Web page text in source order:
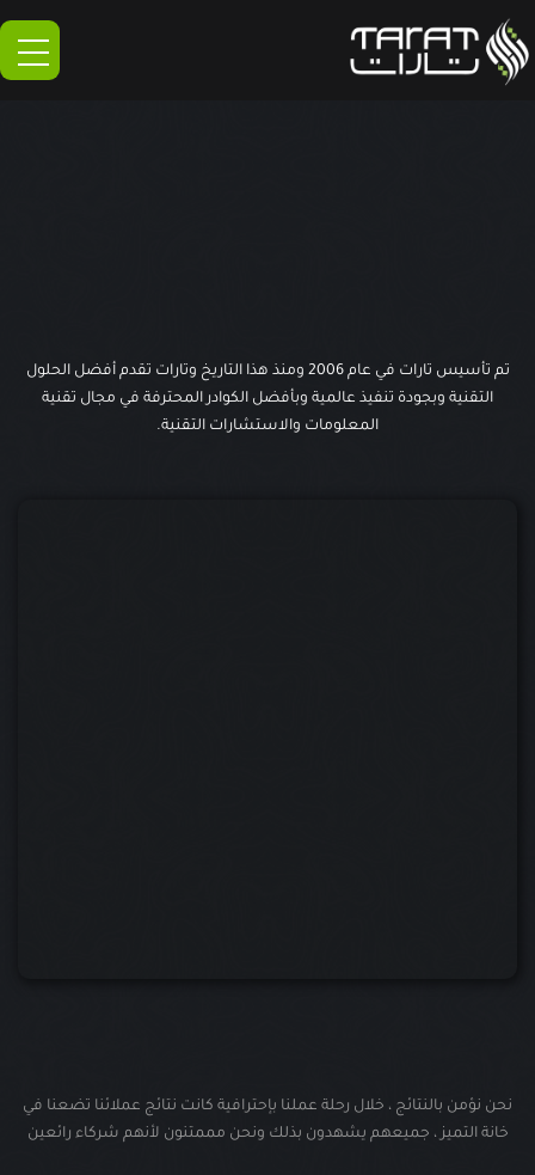
إلى
المحتوى
تم تأسيس تارات في عام 2006 ومنذ هذا التاريخ وتارات تقدم أفضل الحلول
التقنية وبجودة تنفيذ عالمية وبأفضل الكوادر المحترفة في مجال تقنية
المعلومات والاستشارات التقنية.
نحن نؤمن بالنتائج ، خلال رحلة عملنا بإحترافية كانت نتائج عملائنا تضعنا في
خانة التميز ، جميعهم يشهدون بذلك ونحن مممتنون لأنهم شركاء رائعين